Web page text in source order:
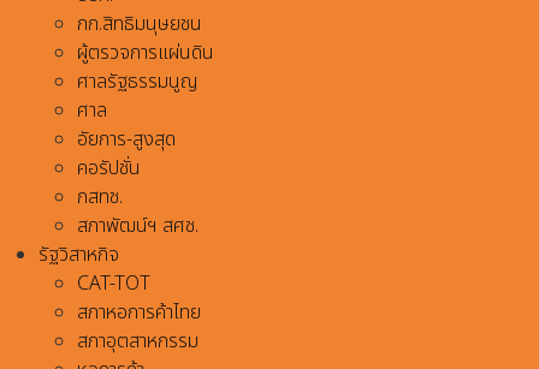
กก.สิทธิมนุษยชน
ผู้ตรวจการแผ่นดิน
ศาลรัฐธรรมนูญ
ศาล
อัยการ-สูงสุด
คอรัปชั่น
กสทช.
สภาพัฒน์ฯ สศช.
รัฐวิสาหกิจ
CAT-TOT
สภาหอการค้าไทย
สภาอุตสาหกรรม